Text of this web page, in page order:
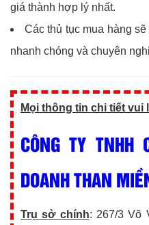
giá thành hợp lý nhất.
Các thủ tục mua hàng
nhanh chóng và chuyên
Mọi thông tin chi tiết vui
CÔNG TY TNHH
DOANH THAN
Trụ sở chính: 267/3 Võ